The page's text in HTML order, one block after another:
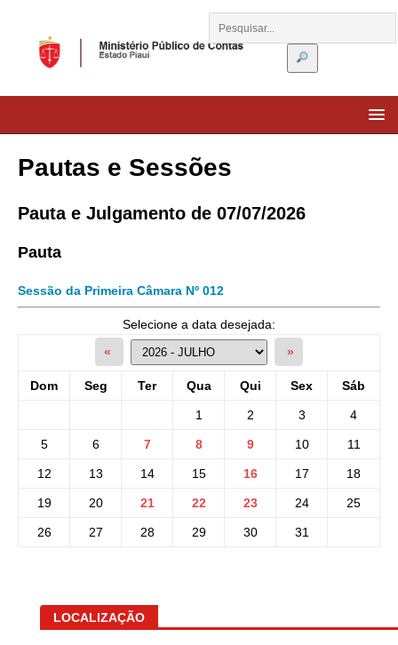
Pautas e Sessões
Pauta e Julgamento de 07/07/2026
Pauta
Sessão da Primeira Câmara Nº 012
Selecione a data desejada:
«
»
Dom Seg Ter Qua Qui Sex Sáb
1 2 3 4
5 6 7 8 9 10 11
12 13 14 15 16 17 18
19 20 21 22 23 24 25
26 27 28 29 30 31
LOCALIZAÇÃO